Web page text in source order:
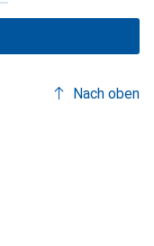
Nach oben